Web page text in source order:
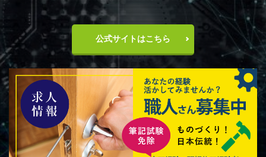
公式サイトはこちら